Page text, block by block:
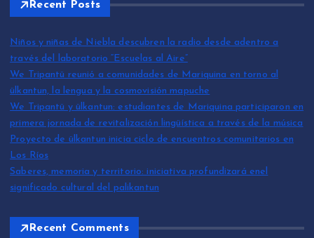
Recent Posts
Niños y niñas de Niebla descubren la radio desde adentro a
través del laboratorio “Escuelas al Aire”
We Tripantü reunió a comunidades de Mariquina en torno al
ülkantun, la lengua y la cosmovisión mapuche
We Tripantü y ülkantun: estudiantes de Mariquina participaron en
primera jornada de revitalización lingüística a través de la música
Proyecto de ülkantun inicia ciclo de encuentros comunitarios en
Los Ríos
Saberes, memoria y territorio: iniciativa profundizará enel
significado cultural del palikantun
Recent Comments